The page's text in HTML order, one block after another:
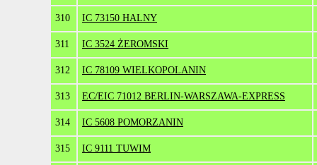
310 IC 73150 HALNY
311 IC 3524 ŻEROMSKI
312 IC 78109 WIELKOPOLANIN
313 EC/EIC 71012 BERLIN-WARSZAWA-EXPRESS
314 IC 5608 POMORZANIN
315 IC 9111 TUWIM